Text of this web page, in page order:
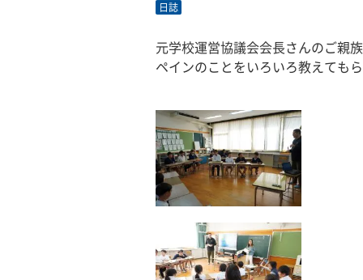
日誌
元学校運営協議会会長さんのご親
ペインのことをいろいろ教えても